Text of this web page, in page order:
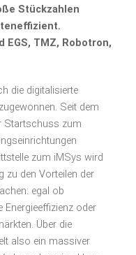
Stückzahlen
TMZ, Robotron,
die digitalisierte
Seit dem
Startschuss zum
zum iMSys wird
zu den Vorteilen der
egal ob
Energieeffizienz oder
Über die
also ein massiver